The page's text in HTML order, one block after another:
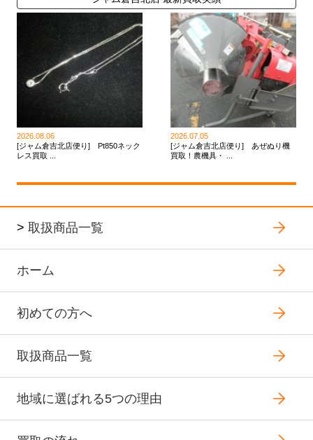
2026.08.06
[ジャム倉吉北店便り] Pt850ネック
レス買取 ...
2026.07.05
[ジャム倉吉北店便り] あぜぬり機
買取！農機具・ ...
> 取扱商品一覧
ホーム
初めての方へ
取扱商品一覧
地域に選ばれる5つの理由